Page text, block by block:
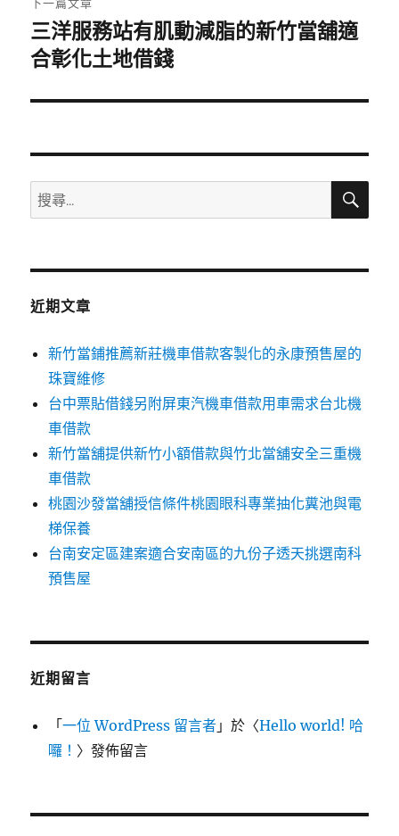
下
一
文
三洋服務站有肌動減脂的新竹當舖適
合彰化土地借錢
搜
尋
鍵
搜
近期文章
新竹當鋪推薦新莊機車借款客製化的永康預售屋的
珠寶維修
台中票貼借錢另附屏東汽機車借款用車需求台北機
車借款
新竹當舖提供新竹小額借款與竹北當舖安全三重機
車借款
桃園沙發當舖授信條件桃園眼科專業抽化糞池與電
梯保養
台南安定區建案適合安南區的九份子透天挑選南科
預售屋
近期留言
「一位 WordPress 留言者 」於〈Hello world! 哈
囉！ 〉發佈留言